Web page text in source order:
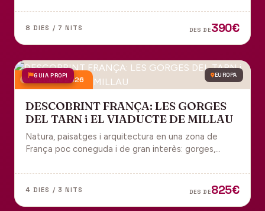
8 DIES / 7 NITS DES DE390€
GUIA PROPI EUROPA
9 octubre 2026
DESCOBRINT FRANÇA: LES GORGES
DEL TARN i EL VIADUCTE DE MILLAU
Natura, paisatges i arquitectura en una zona de
França poc coneguda i de gran interès: gorges,
de Millau.
4 DIES / 3 NITS DES DE825€